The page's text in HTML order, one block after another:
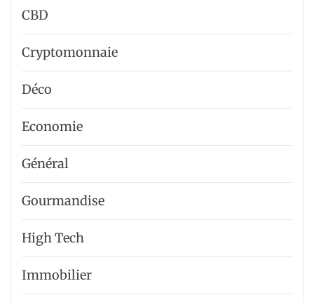
CBD
Cryptomonnaie
Déco
Economie
Général
Gourmandise
High Tech
Immobilier